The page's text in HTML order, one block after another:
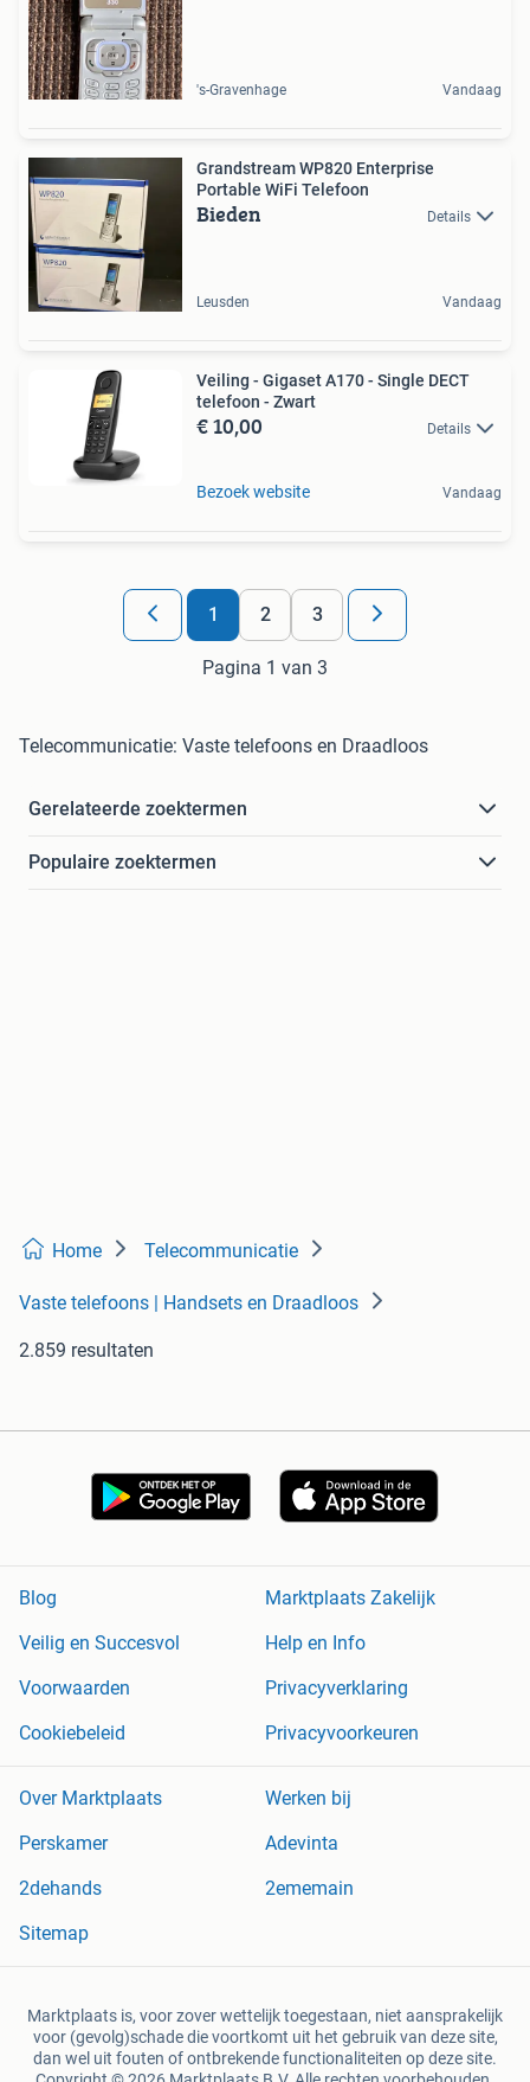
's-Gravenhage Vandaag
Grandstream WP820 Enterprise
Portable WiFi Telefoon
Bieden Details
Leusden Vandaag
Veiling - Gigaset A170 - Single DECT
telefoon - Zwart
€ 10,00 Details
Bezoek website Vandaag
1 2 3
Pagina 1 van 3
Telecommunicatie: Vaste telefoons en Draadloos
Gerelateerde zoektermen
Populaire zoektermen
Home Telecommunicatie
Vaste telefoons | Handsets en Draadloos
2.859 resultaten
Blog
Marktplaats Zakelijk
Veilig en Succesvol
Help en Info
Voorwaarden
Privacyverklaring
Cookiebeleid
Privacyvoorkeuren
Over Marktplaats
Werken bij
Perskamer
Adevinta
2dehands
2ememain
Sitemap
Marktplaats is, voor zover wettelijk toegestaan, niet aansprakelijk
voor (gevolg)schade die voortkomt uit het gebruik van deze site,
dan wel uit fouten of ontbrekende functionaliteiten op deze site.